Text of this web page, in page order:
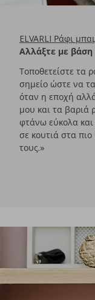
ELVARLI Ράφι
Αλλάξτε με βάση
Τοποθετείστε τα
σημείο ώστε να
όταν η εποχή
μου και τα βαριά
φτάνω εύκολα
σε κουτιά στα
τους.»